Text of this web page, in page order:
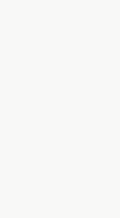
любимым
кипящей
суп можно
вкусными и